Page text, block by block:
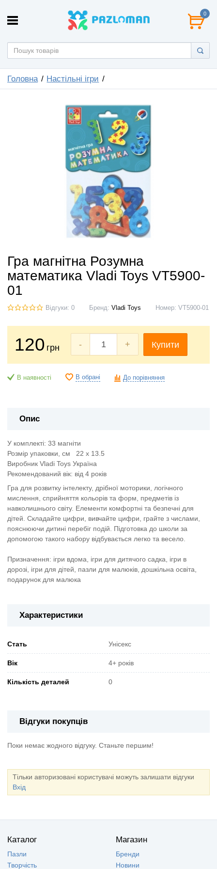
0
Головна Настільні ігри
Гра магнітна Розумна
математика Vladi Toys VT5900-
01
Відгуки: 0 Бренд: Vladi Toys Номер: VT5900-01
120 грн - + Купити
В наявності В обрані До порівняння
Опис
У комплекті: 33 магніти
Розмір упаковки, см
22 х 13.5
Виробник Vladi Toys Україна
Рекомендований вік: від 4 років
Гра для розвитку інтелекту, дрібної моторики, логічного
мислення, сприйняття кольорів та форм, предметів із
навколишнього світу. Елементи комфортні та безпечні для
дітей. Складайте цифри, вивчайте цифри, грайте з числами,
пояснюючи дитині перебіг подій. Підготовка до школи за
допомогою такого набору відбувається легко та весело.
Призначення: ігри вдома, ігри для дитячого садка, ігри в
дорозі, ігри для дітей, пазли для малюків, дошкільна освіта,
подарунок для малюка
Характеристики
Стать Унісекс
Вік 4+ років
Кількість деталей 0
Відгуки покупців
Поки немає жодного відгуку. Станьте першим!
Тільки авторизовані користувачі можуть залишати відгуки
Вхід
Каталог
Пазли
Творчість
Магазин
Бренди
Новини